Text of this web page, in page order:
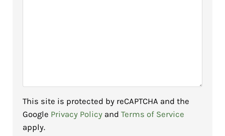
This site is protected by reCAPTCHA and the
Google Privacy Policyand Terms of Service
apply.